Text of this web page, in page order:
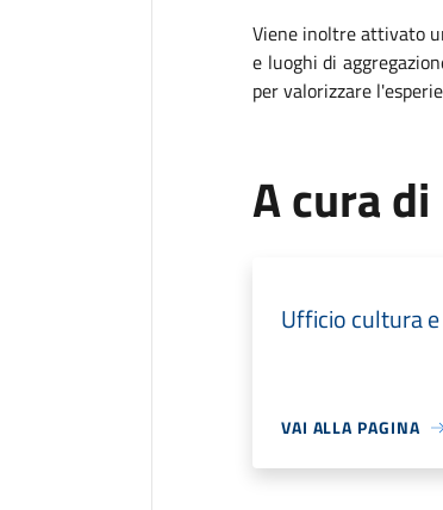
Viene inoltre attivato
e luoghi di
per valorizzare
A cura di
Ufficio cultura
VAI ALLA PAGINA